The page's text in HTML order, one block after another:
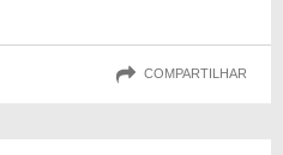
COMPARTILHAR